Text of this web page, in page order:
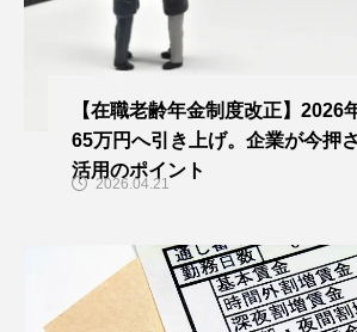
【在職老齢年金制度改正】2026
65万円へ引き上げ。企業が今押
活用のポイント
2026.04.21